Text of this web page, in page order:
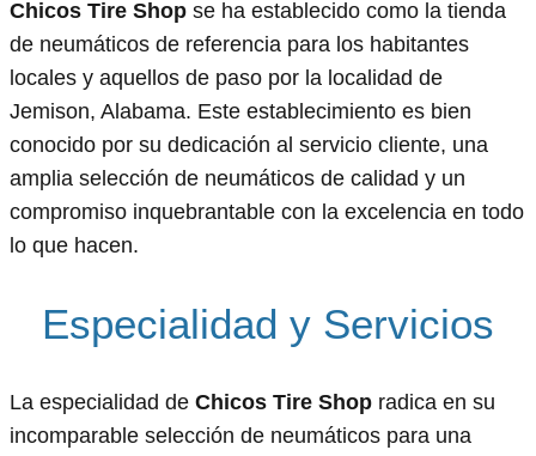
Chicos Tire Shop se ha establecido como la tienda
de neumáticos de referencia para los habitantes
locales y aquellos de paso por la localidad de
Jemison, Alabama. Este establecimiento es bien
conocido por su dedicación al servicio cliente, una
amplia selección de neumáticos de calidad y un
compromiso inquebrantable con la excelencia en todo
lo que hacen.
Especialidad y Servicios
La especialidad de Chicos Tire Shop radica en su
incomparable selección de neumáticos para una